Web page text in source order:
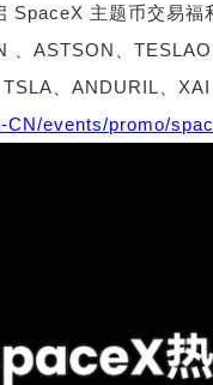
SpaceX 主题币交易
ASTSON
TSLA ANDURIL
CN/events/promo/